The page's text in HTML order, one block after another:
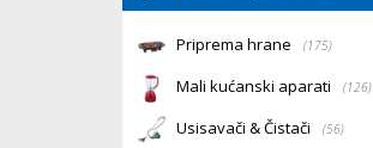
Priprema hrane (175)
Mali kućanski aparati (126)
Usisavači & Čistači (56)